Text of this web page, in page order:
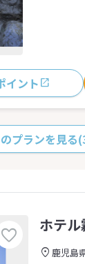
イント
プランを見る
ホテ
鹿児島